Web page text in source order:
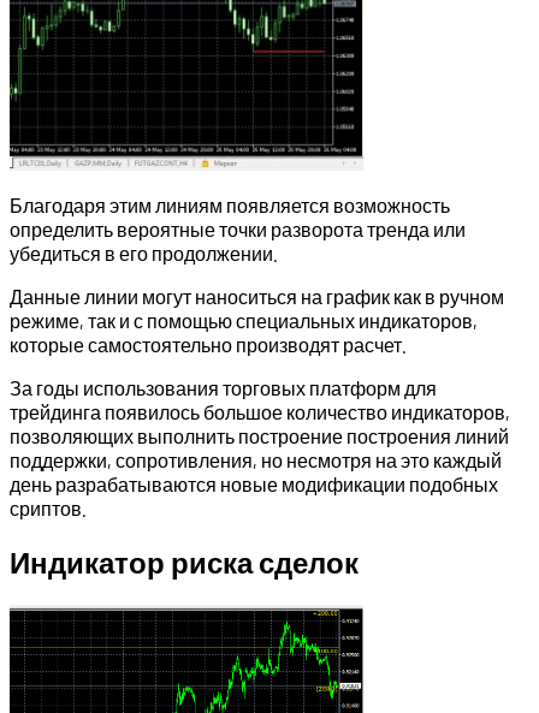
Благодаря этим линиям появляется возможность
определить вероятные точки разворота тренда или
убедиться в его продолжении.
Данные линии могут наноситься на график как в ручном
режиме, так и с помощью специальных индикаторов,
которые самостоятельно производят расчет.
За годы использования торговых платформ для
трейдинга появилось большое количество индикаторов,
позволяющих выполнить построение построения линий
поддержки, сопротивления, но несмотря на это каждый
день разрабатываются новые модификации подобных
сриптов.
Индикатор риска сделок